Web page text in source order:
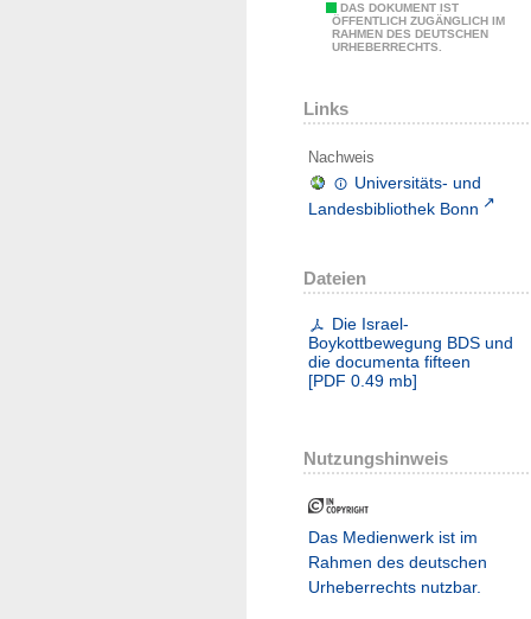
DAS DOKUMENT IST
ÖFFENTLICH ZUGÄNGLICH IM
RAHMEN DES DEUTSCHEN
URHEBERRECHTS.
Links
Nachweis
Universitäts- und
Landesbibliothek Bonn
Dateien
Die Israel-
Boykottbewegung BDS und
die documenta fifteen
[PDF 0.49 mb]
Nutzungshinweis
Das Medienwerk ist im
Rahmen des deutschen
Urheberrechts nutzbar.